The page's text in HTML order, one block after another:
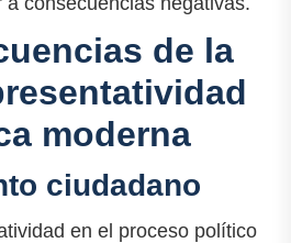
de la
moderna
ciudadano
en el proceso político